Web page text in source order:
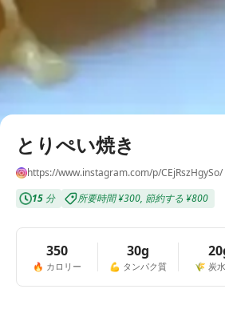
とりぺい焼き
https://www.instagram.com/p/CEjRszHgySo/
15 分 所要時間¥300, 節約する ¥800
350
🔥 カロリー
30g
💪 タンパク質 🌾 炭